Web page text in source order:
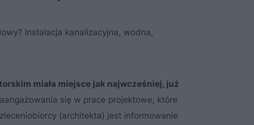
Instalacja kanalizacyjna, wodna,
miała miejsce jak najwcześniej, już
się w prace projektowe, które
(architekta) jest informowanie